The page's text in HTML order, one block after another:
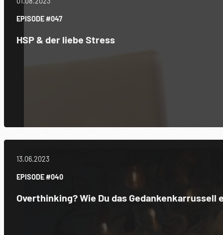
EPISODE #047
HSP & der liebe Stress
13.06.2023
EPISODE #040
Overthinking? Wie Du das